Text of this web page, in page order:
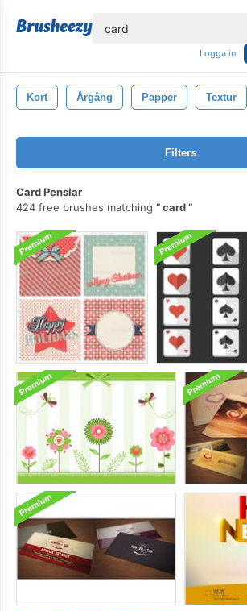
Logga in
Kort Årgång Papper Textur
Filters
Card Penslar
424 free brushes matching
card